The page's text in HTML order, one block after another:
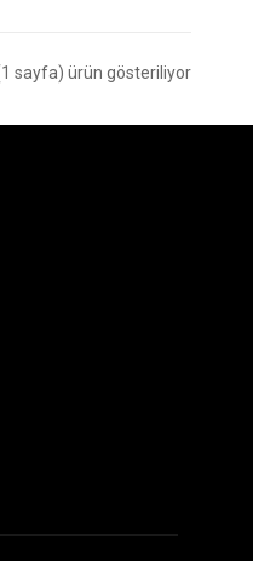
sayfa) ürün gösteriliyor